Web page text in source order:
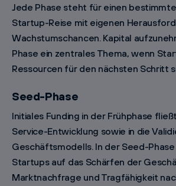
Jede Phase steht für einen
Startup-Reise mit eigenen
Wachstumschancen. Kapital
Phase ein zentrales Thema, wenn
Ressourcen für den nächsten Schritt
Seed-Phase
Initiales Funding in der Frühphase
Service-Entwicklung sowie in die
Geschäftsmodells. In der Seed-
Startups auf das Schärfen der
Marktnachfrage und Tragfähigkeit